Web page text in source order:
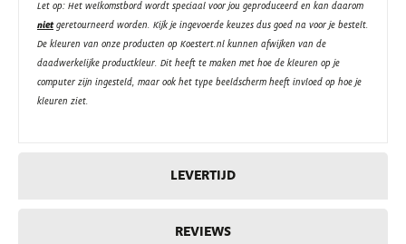
LEVERTIJD
REVIEWS
Let op: Het welkomstbord wordt speciaal voor jou geproduceerd en kan daarom
nietgeretourneerd worden. Kijk je ingevoerde keuzes dus goed na voor je bestelt.
De kleuren van onze producten op Koestert.nl kunnen afwijken van de
daadwerkelijke productkleur. Dit heeft te maken met hoe de kleuren op je
computer zijn ingesteld, maar ook het type beeldscherm heeft invloed op hoe je
kleuren ziet.